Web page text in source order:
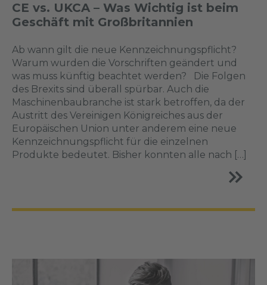
CE vs. UKCA – Was Wichtig ist beim
Geschäft mit Großbritannien
Ab wann gilt die neue Kennzeichnungspflicht?
Warum wurden die Vorschriften geändert und
was muss künftig beachtet werden? Die Folgen
des Brexits sind überall spürbar. Auch die
Maschinenbaubranche ist stark betroffen, da der
Austritt des Vereinigen Königreiches aus der
Europäischen Union unter anderem eine neue
Kennzeichnungspflicht für die einzelnen
Produkte bedeutet. Bisher konnten alle nach […]